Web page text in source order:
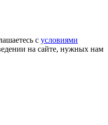
с условиями
на сайте, нужных нам